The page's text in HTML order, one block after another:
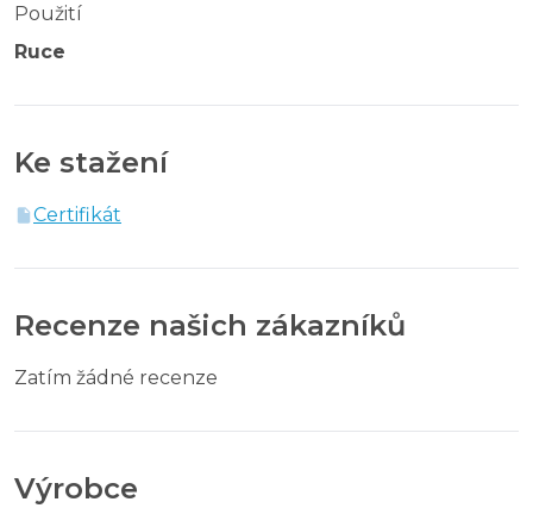
Použití
Ruce
Ke stažení
Certifikát
Recenze našich zákazníků
Zatím žádné recenze
Výrobce